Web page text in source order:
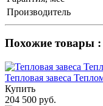
Производитель
Похожие товары :
Тепловая завеса
Купить
204 500 руб.